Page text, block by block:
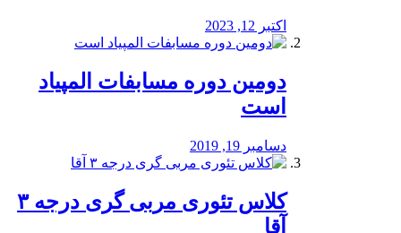
اکتبر 12, 2023
دومین دوره مسابفات المپیاد
است
دسامبر 19, 2019
کلاس تئوری مربی گری درجه ۳
آقا